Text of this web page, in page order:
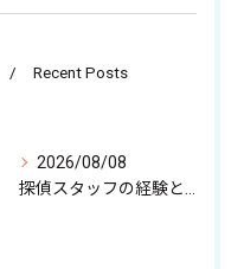
Recent Posts
2026/08/08